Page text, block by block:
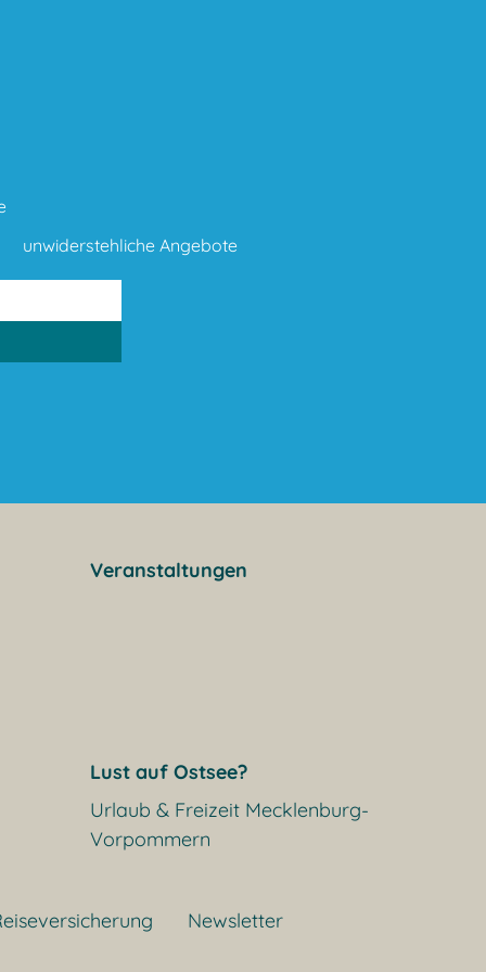
unwiderstehliche Angebote
Veranstaltungen
Lust auf Ostsee?
Urlaub & Freizeit Mecklenburg-
Vorpommern
Newsletter